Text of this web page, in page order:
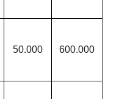
50.000 600.000